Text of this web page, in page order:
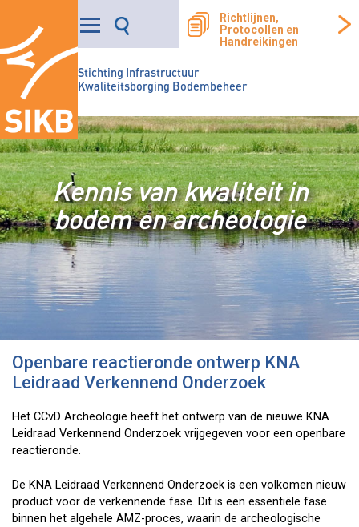
Stichting Infrastructuur
Kwaliteitsborging Bodembeheer
Richtlijnen,
Protocollen en
Handreikingen
Kennis van kwaliteit in
bodem en archeologie
Openbare reactieronde ontwerp KNA
Leidraad Verkennend Onderzoek
Het CCvD Archeologie heeft het ontwerp van de nieuwe KNA
Leidraad Verkennend Onderzoek vrijgegeven voor een openbare
reactieronde.
De KNA Leidraad Verkennend Onderzoek is een volkomen nieuw
product voor de verkennende fase. Dit is een essentiële fase
binnen het algehele AMZ-proces, waarin de archeologische